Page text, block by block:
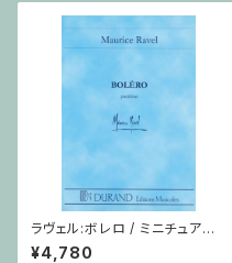
ラヴェル:ボレロ / ミニチュアス
コア
¥4,780